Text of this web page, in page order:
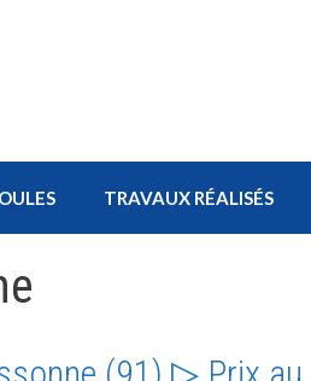
TRAVAUX RÉALISÉS